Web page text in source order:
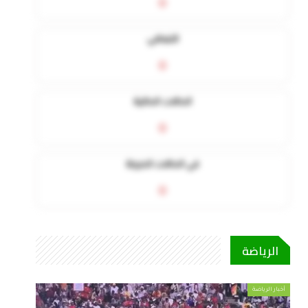
التعافي
في الحالات الحرجة
الرياضة
أخبار الرياضة